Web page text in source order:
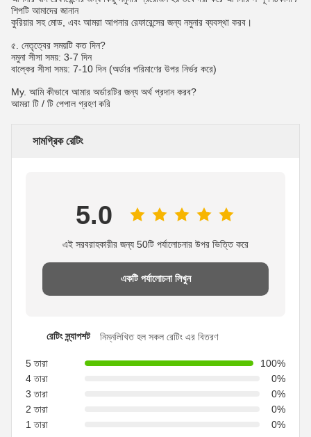
শিপটি আমাদের জানান
কুরিয়ার সহ মোড, এবং আমরা আপনার রেফারেন্সের জন্য নমুনার ব্যবস্থা করব।
৫. নেতৃত্বের সময়টি কত দিন?
নমুনা সীসা সময়: 3-7 দিন
বাল্কের সীসা সময়: 7-10 দিন (অর্ডার পরিমাণের উপর নির্ভর করে)
My. আমি কীভাবে আমার অর্ডারটির জন্য অর্থ প্রদান করব?
আমরা টি / টি পেপাল গ্রহণ করি
সামগ্রিক রেটিং
5.0
এই সরবরাহকারীর জন্য 50টি পর্যালোচনার উপর ভিত্তি করে
একটি পর্যালোচনা লিখুন
রেটিং স্ন্যাপশট নিম্নলিখিত হল সকল রেটিং এর বিতরণ
5 তারা
100%
4 তারা
0%
3 তারা
0%
2 তারা
0%
1 তারা
0%